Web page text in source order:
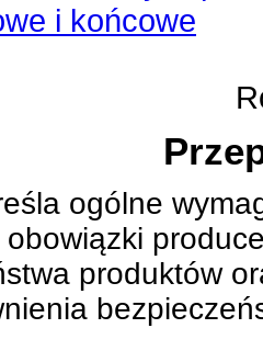
i końcowe
ogólne
obowiązki
produktów